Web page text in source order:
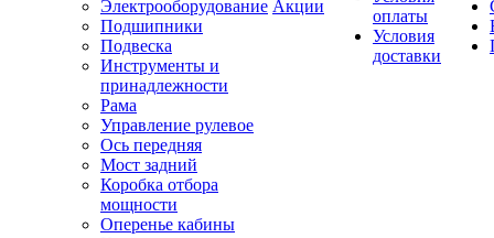
Электрооборудование
Подшипники
Подвеска
Инструменты и
принадлежности
Рама
Управление рулевое
Ось передняя
Мост задний
Коробка отбора
мощности
Оперенье кабины
Акции
оплаты
Условия
доставки